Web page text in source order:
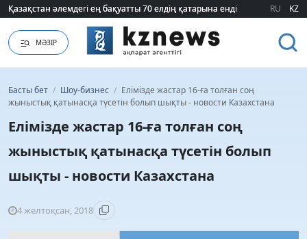
Қазақстан әлемдегі ең бақуатты 70 елдің қатарына енді
Қазақстан әлемдегі ең бақуатты 70 елдің қатарына енді RU KZ
МӘЗІР
Басты бет / Шоу-бизнес / Елімізде жастар 16-ға толған соң
жыныстық қатынасқа түсетін болып шықты - новости Казахстана
Елімізде жастар 16-ға толған соң
жыныстық қатынасқа түсетін болып
шықты - новости Казахстана
4 желтоқсан, 2018